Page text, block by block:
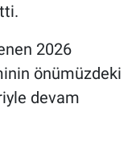
2026
önümüzdeki
devam